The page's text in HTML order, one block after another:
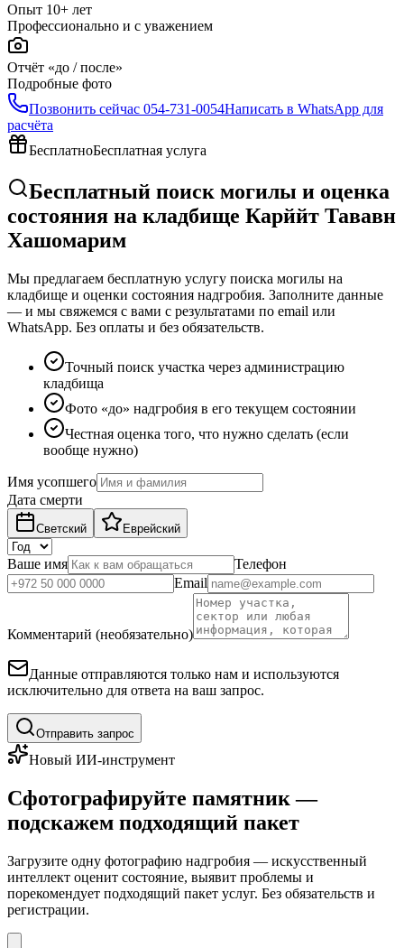
Опыт 10+ лет
Профессионально и с уважением
Отчёт «до / после»
Подробные фото
Позвонить сейчас 054-731-0054Написать в WhatsApp для
расчёта
БесплатноБесплатная услуга
Бесплатный поиск могилы и оценка
состояния на кладбище Карййт Тававн
Хашомарим
Мы предлагаем бесплатную услугу поиска могилы на
кладбище и оценки состояния надгробия. Заполните данные
— и мы свяжемся с вами с результатами по email или
WhatsApp. Без оплаты и без обязательств.
Точный поиск участка через администрацию
кладбища
Фото «до» надгробия в его текущем состоянии
Честная оценка того, что нужно сделать (если
вообще нужно)
Имя усопшего
Дата смерти
Светский Еврейский
Ваше имя
Телефон
Email
Комментарий (необязательно)
Данные отправляются только нам и используются
исключительно для ответа на ваш запрос.
Отправить запрос
Новый ИИ-инструмент
Сфотографируйте памятник —
подскажем подходящий пакет
Загрузите одну фотографию надгробия — искусственный
интеллект оценит состояние, выявит проблемы и
порекомендует подходящий пакет услуг. Без обязательств и
регистрации.